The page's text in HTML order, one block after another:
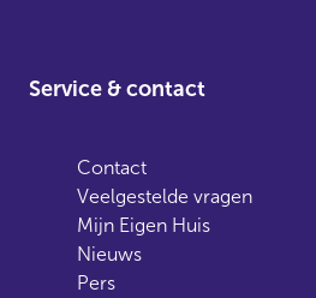
Service & contact
Contact
Veelgestelde vragen
Mijn Eigen Huis
Nieuws
Pers